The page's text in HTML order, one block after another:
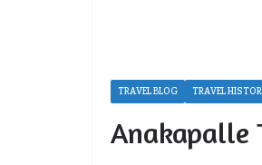
TRAVEL BLOG TRAVEL
Anakapalle